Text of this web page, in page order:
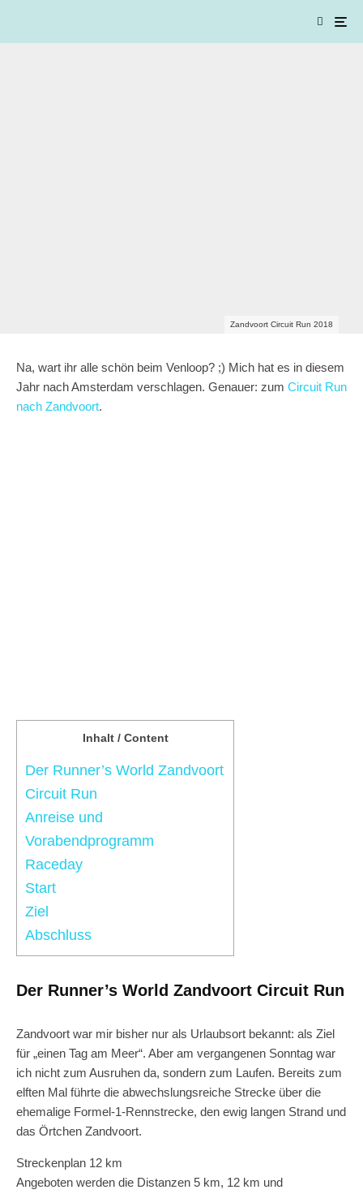
Zandvoort Circuit Run 2018
Na, wart ihr alle schön beim Venloop? ;) Mich hat es in diesem
Jahr nach Amsterdam verschlagen. Genauer: zum Circuit Run
nach Zandvoort.
Inhalt / Content
Der Runner’s World Zandvoort
Circuit Run
Anreise und
Vorabendprogramm
Raceday
Start
Ziel
Abschluss
Der Runner’s World Zandvoort Circuit Run
Zandvoort war mir bisher nur als Urlaubsort bekannt: als Ziel
für „einen Tag am Meer“. Aber am vergangenen Sonntag war
ich nicht zum Ausruhen da, sondern zum Laufen. Bereits zum
elften Mal führte die abwechslungsreiche Strecke über die
ehemalige Formel-1-Rennstrecke, den ewig langen Strand und
das Örtchen Zandvoort.
Streckenplan 12 km
Angeboten werden die Distanzen 5 km, 12 km und